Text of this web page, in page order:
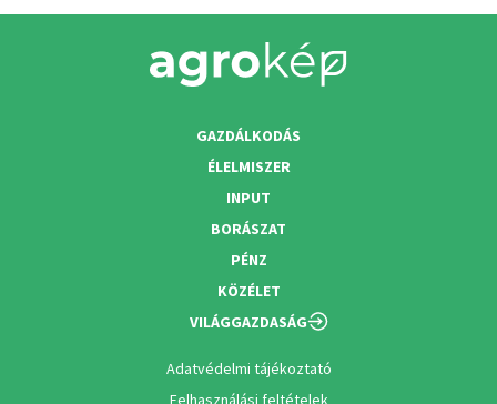
GAZDÁLKODÁS
ÉLELMISZER
INPUT
BORÁSZAT
PÉNZ
KÖZÉLET
VILÁGGAZDASÁG
Adatvédelmi tájékoztató
Felhasználási feltételek